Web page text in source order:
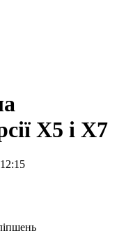
X5 і X7